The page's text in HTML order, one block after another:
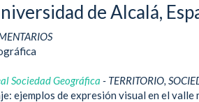
de Alcalá,
Sociedad Geográfica - TERRITORIO,
ejemplos de expresión visual en el